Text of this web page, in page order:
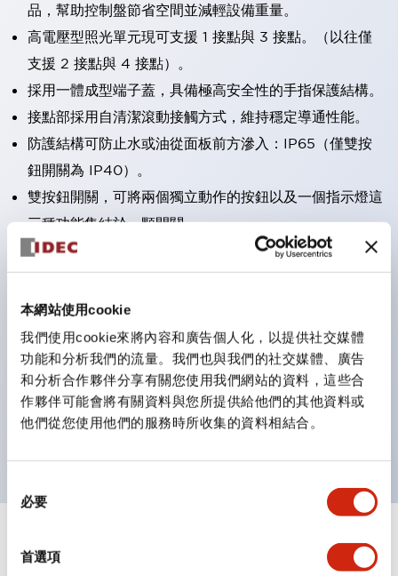
本網站使用cookie
我們使用cookie來將內容和廣告個人化，以提供社交媒體
功能和分析我們的流量。我們也與我們的社交媒體、廣告
和分析合作夥伴分享有關您使用我們網站的資料，這些合
作夥伴可能會將有關資料與您所提供給他們的其他資料或
他們從您使用他們的服務時所收集的資料相結合。
必要
首選項
品，幫助控制盤節省空間並減輕設備重量。
高電壓型照光單元現可支援 1 接點與 3 接點。（以往僅
支援 2 接點與 4 接點）。
採用一體成型端子蓋，具備極高安全性的手指保護結構。
接點部採用自清潔滾動接觸方式，維持穩定導通性能。
防護結構可防止水或油從面板前方滲入：IP65（僅雙按
鈕開關為 IP40）。
雙按鈕開關，可將兩個獨立動作的按鈕以及一個指示燈這
三種功能集結於一顆開關。
完整支援全球各地需求的多種電壓規格。
一顆 LED 燈泡即可呈現六種顏色（LSRD 燈泡）。以往
需分色管理的 LED 燈泡，如今可用單一顆燈泡呈現多種
顏色。
支援色彩通用設計（CUD）：可清楚辨識正方平頭形指
示燈的亮燈/熄燈狀態，以及點燈時的顏色識別。
符合 ISO 3864-4 安全色規範：在危險或緊急狀況下，
規格 顯示全部+